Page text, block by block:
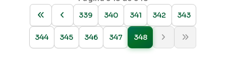
339
340 341 342 343
344 345 346 347 348